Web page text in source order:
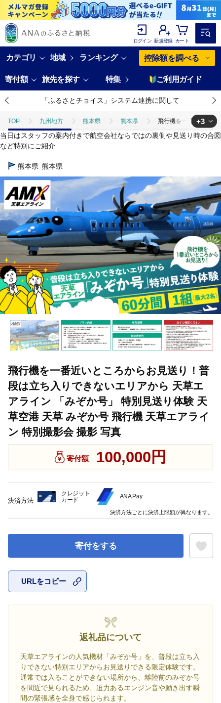
ログイン 新規登録 カート
カテゴリ 地域 ランキング 控除額を調べる
寄付額 旅先を探す 特集 ご利用ガイド
「ふるさとチョイス」システム連携に関して
TOP 九州地方 熊本県 熊本県 飛行機を一番近いとこ
TOP 旅行・宿泊・体験 飛行機を一番近いところからお見送り！
TOP 旅行・宿泊・体験 体験チケット その他体験チケット
+3
当日はスタッフの案内付きで航空会社ならではの裏側や見送り時の合図
など特別にご紹介
熊本県 熊本県
飛行機を一番近いところからお見送り！普
段は立ち入りできないエリアから 天草エ
アライン 「みぞか号」 特別見送り体験 天
草空港 天草 みぞか号 飛行機 天草エアライ
ン 特別撮影会 撮影 写真
寄付額 100,000円
寄付をする
URLをコピー
返礼品について
天草エアラインの人気機材「みぞか号」を、普段は立ち入
りできない特別エリアからお見送りできる限定体験です。
通常では入ることができない場所から、離陸前のみぞか号
を間近で見られるため、迫力あるエンジン音や動き出す瞬
間の緊張感を全身で感じられます。
決済方法
クレジット
カード
ANA Pay
決済方法ごとに決済上限額が異なります。